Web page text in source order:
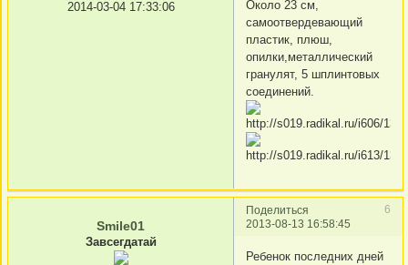
2014-03-04 17:33:06
Около 23 см,
самоотвердевающий
пластик, плюш,
опилки,металлический
гранулят, 5 шплинтовых
соединений.
Поделиться
6
2013-08-13 16:58:45
Smile01
Завсегдатай
Ребенок последних дней